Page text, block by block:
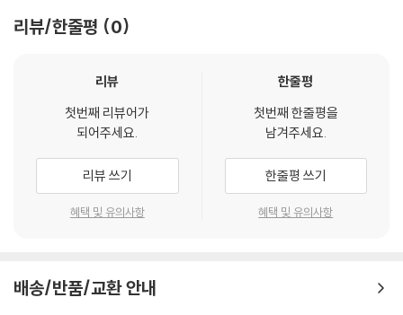
4. 원탁 하브루타 성공 요령 _ 229
7. 가족 일상 원탁 하브루타 _ 242
8. 가족 1:1 하브루타 _ 245
협력하여 문제를 해결하는 가족 토의 하브루타 실제 사례 … 249
1. 사례 ① - 독서 원탁 하브루타 _ 250
주제 : 어린이의 장난감 전쟁놀이와 무기 소유 금지
3. 사례 ③ - 인성카드를 이용한 하브루타 _ 279
주제 : 우리 가족 칭찬하기
녀야 할 태도에는 어떤 것이 있을까요? 그것은 바로 ‘용기’라고 생각합니
---「2부. 가족 독서 하브루타에서 엄마, 아빠, 자녀의 역할」중에서
주장을 펼치는 입론단계에서 논의되는 내용들은 논쟁 하브루타의 꽃이라
할 수 있는 반론단계에서 이야기 할 내용의 토대가 되기 때문에 입론의 내
용과 구성에 따라 반박을 당할 수도 있고 면할 수도 있습니다.
‘ 상대측의 논리를 허물기 단계인 반론에서는 ’예, 아니오’로 답변할 수 있
도록 정리해서 질문해야 합니다. 만약 ‘~에 대하여 어떻게 생각하십니까?’
주장 다지기인 최종변론 단계에서 해야 할 것들에는 반론하기, 상대측 주
교육현장의 일선에서 일하면서 가족 안에서 이러한 능력을 키울 수 있는
차 산업혁명시대 가정교육의 지침서로 미래교육을 책임지리라 생각됩니
이강석 (한국융합인재교육원 대표)
리뷰/한줄평 0
리뷰
첫번째 리뷰어가
되어주세요.
리뷰 쓰기
혜택 및 유의사항
한줄평
첫번째 한줄평을
남겨주세요.
한줄평 쓰기
혜택 및 유의사항
배송/반품/교환 안내